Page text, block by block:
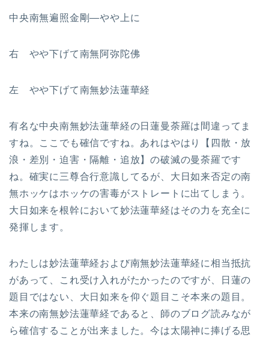
中央南無遍照金剛—やや上に
右 やや下げて南無阿弥陀佛
左 やや下げて南無妙法蓮華経
有名な中央南無妙法蓮華経の日蓮曼荼羅は間違ってま
すね。ここでも確信ですね。あれはやはり【四散・放
浪・差別・迫害・隔離・追放】の破滅の曼荼羅です
ね。確実に三尊合行意識してるが、大日如来否定の南
無ホッケはホッケの害毒がストレートに出てしまう。
大日如来を根幹において妙法蓮華経はその力を充全に
発揮します。
わたしは妙法蓮華経および南無妙法蓮華経に相当抵抗
があって、これ受け入れがたかったのですが、日蓮の
題目ではない、大日如来を仰ぐ題目こそ本来の題目。
本来の南無妙法蓮華経であると、師のブログ読みなが
ら確信することが出来ました。今は太陽神に捧げる思